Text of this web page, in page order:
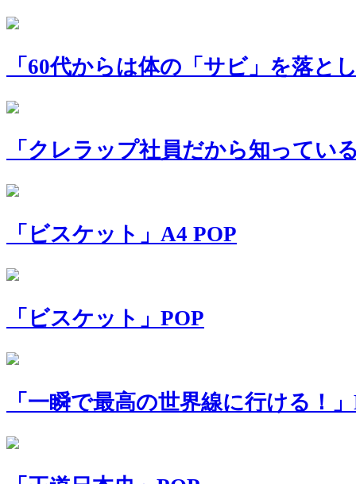
「60代からは体の「サビ」を落と
「クレラップ社員だから知ってい
「ビスケット」A4 POP
「ビスケット」POP
「一瞬で最高の世界線に行ける！